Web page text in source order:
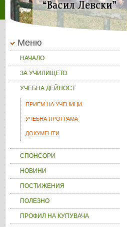
Меню
НАЧАЛО
ЗА УЧИЛИЩЕТО
УЧЕБНА ДЕЙНОСТ
ПРИЕМ НА УЧЕНИЦИ
УЧЕБНА ПРОГРАМА
ДОКУМЕНТИ
СПОНСОРИ
НОВИНИ
ПОСТИЖЕНИЯ
ПОЛЕЗНО
ПРОФИЛ НА КУПУВАЧА